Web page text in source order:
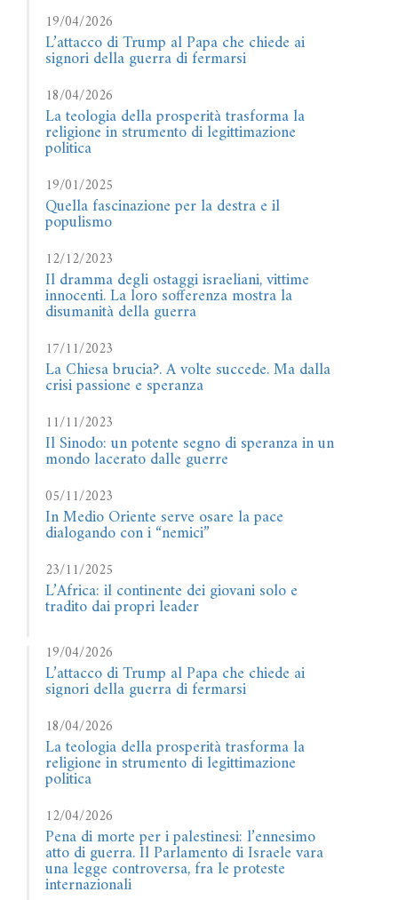
19/04/2026
L’attacco di Trump al Papa che chiede ai
signori della guerra di fermarsi
18/04/2026
La teologia della prosperità trasforma la
religione in strumento di legittimazione
politica
19/01/2025
Quella fascinazione per la destra e il
populismo
12/12/2023
Il dramma degli ostaggi israeliani, vittime
innocenti. La loro sofferenza mostra la
disumanità della guerra
17/11/2023
La Chiesa brucia?. A volte succede. Ma dalla
crisi passione e speranza
11/11/2023
Il Sinodo: un potente segno di speranza in un
mondo lacerato dalle guerre
05/11/2023
In Medio Oriente serve osare la pace
dialogando con i “nemici”
23/11/2025
L’Africa: il continente dei giovani solo e
tradito dai propri leader
19/04/2026
L’attacco di Trump al Papa che chiede ai
signori della guerra di fermarsi
18/04/2026
La teologia della prosperità trasforma la
religione in strumento di legittimazione
politica
12/04/2026
Pena di morte per i palestinesi: l’ennesimo
atto di guerra. Il Parlamento di Israele vara
una legge controversa, fra le proteste
internazionali